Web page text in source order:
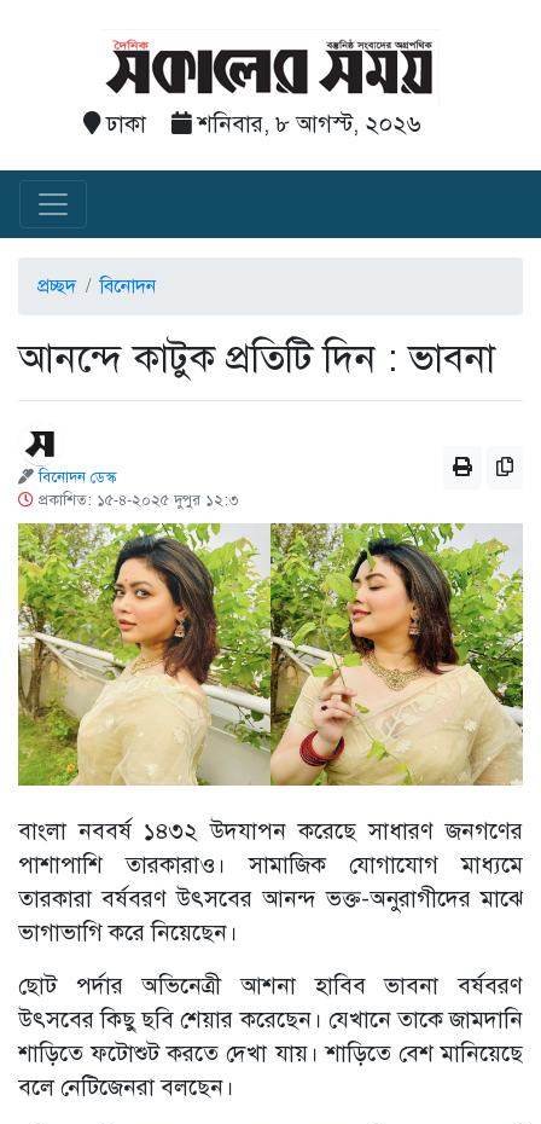
ঢাকা শনিবার, ৮ আগস্ট, ২০২৬
প্রচ্ছদ বিনোদন
আনন্দে কাটুক প্রতিটি দিন : ভাবনা
বিনোদন ডেস্ক
প্রকাশিত: ১৫-৪-২০২৫ দুপুর ১২:৩
বাংলা নববর্ষ ১৪৩২ উদযাপন করেছে সাধারণ জনগণের
পাশাপাশি তারকারাও। সামাজিক যোগাযোগ মাধ্যমে
তারকারা বর্ষবরণ উৎসবের আনন্দ ভক্ত-অনুরাগীদের মাঝে
ভাগাভাগি করে নিয়েছেন।
ছোট পর্দার অভিনেত্রী আশনা হাবিব ভাবনা বর্ষবরণ
উৎসবের কিছু ছবি শেয়ার করেছেন। যেখানে তাকে জামদানি
শাড়িতে ফটোশুট করতে দেখা যায়। শাড়িতে বেশ মানিয়েছে
বলে নেটিজেনরা বলছেন।